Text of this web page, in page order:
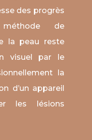
des progrès
méthode de
la peau reste
visuel par le
la
d’un appareil
les lésions